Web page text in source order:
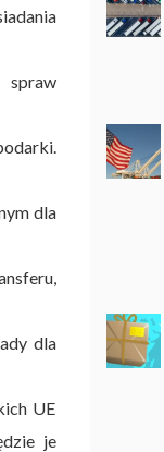
spraw
dla
dla
UE
je